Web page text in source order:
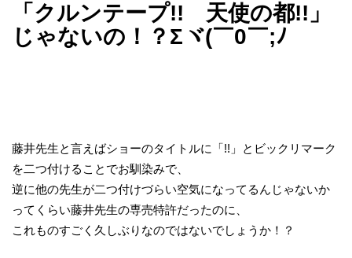
「クルンテープ!! 天使の都!!」
じゃないの！？Σヾ(￣0￣;ﾉ
藤井先生と言えばショーのタイトルに「!!」とビックリマーク
を二つ付けることでお馴染みで、
逆に他の先生が二つ付けづらい空気になってるんじゃないか
ってくらい藤井先生の専売特許だったのに、
これものすごく久しぶりなのではないでしょうか！？